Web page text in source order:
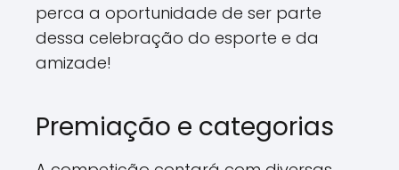
perca a oportunidade de ser parte
dessa celebração do esporte e da
amizade!
Premiação e categorias